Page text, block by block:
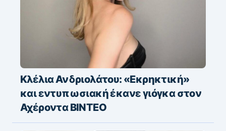
Κλέλια Ανδριολάτου: «Εκρηκτική»
και εντυπωσιακή έκανε γιόγκα στον
Αχέροντα ΒΙΝΤΕΟ